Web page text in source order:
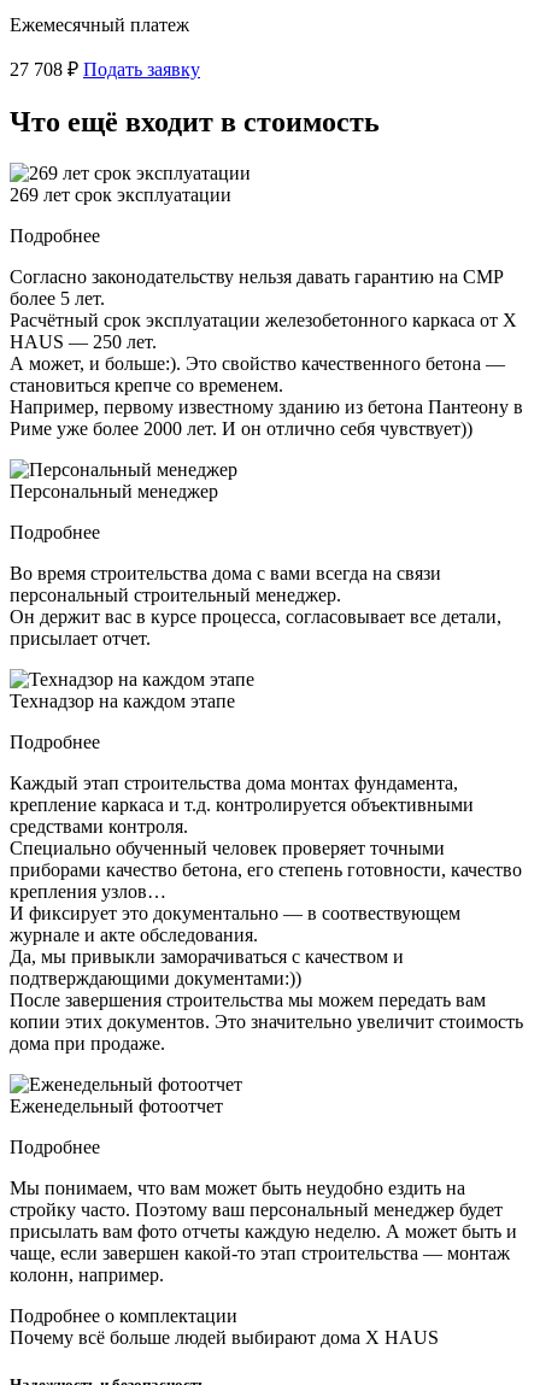
Ежемесячный платеж
27 708 ₽ Подать заявку
Что ещё входит в стоимость
269 лет срок эксплуатации
Подробнее
Согласно законодательству нельзя давать гарантию на СМР
более 5 лет.
Расчётный срок эксплуатации железобетонного каркаса от X
HAUS — 250 лет.
А может, и больше:). Это свойство качественного бетона —
становиться крепче со временем.
Например, первому известному зданию из бетона Пантеону в
Риме уже более 2000 лет. И он отлично себя чувствует))
Персональный менеджер
Подробнее
Во время строительства дома с вами всегда на связи
персональный строительный менеджер.
Он держит вас в курсе процесса, согласовывает все детали,
присылает отчет.
Технадзор на каждом этапе
Подробнее
Каждый этап строительства дома монтах фундамента,
крепление каркаса и т.д. контролируется объективными
средствами контроля.
Специально обученный человек проверяет точными
приборами качество бетона, его степень готовности, качество
крепления узлов…
И фиксирует это документально — в соотвествующем
журнале и акте обследования.
Да, мы привыкли заморачиваться с качеством и
подтверждающими документами:))
После завершения строительства мы можем передать вам
копии этих документов. Это значительно увеличит стоимость
дома при продаже.
Еженедельный фотоотчет
Подробнее
Мы понимаем, что вам может быть неудобно ездить на
стройку часто. Поэтому ваш персональный менеджер будет
присылать вам фото отчеты каждую неделю. А может быть и
чаще, если завершен какой-то этап строительства — монтаж
колонн, например.
Подробнее о комплектации
Почему всё больше людей выбирают дома X HAUS